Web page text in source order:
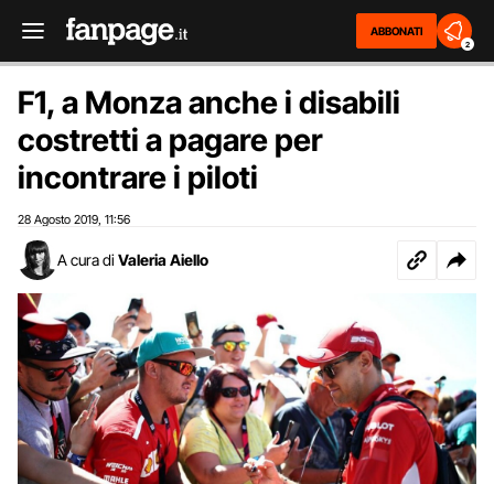
ABBONATI
2
F1, a Monza anche i disabili
costretti a pagare per
incontrare i piloti
28 Agosto 2019 11:56
A cura di Valeria Aiello